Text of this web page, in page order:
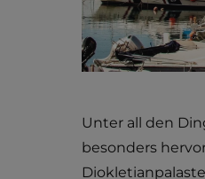
Unter all den
besonders